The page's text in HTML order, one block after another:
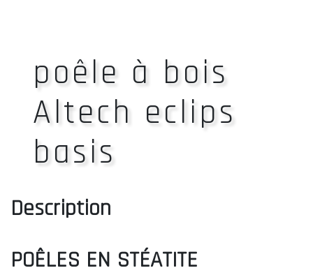
poêle à bois
Altech eclips
basis
Description
POÊLES EN STÉATITE